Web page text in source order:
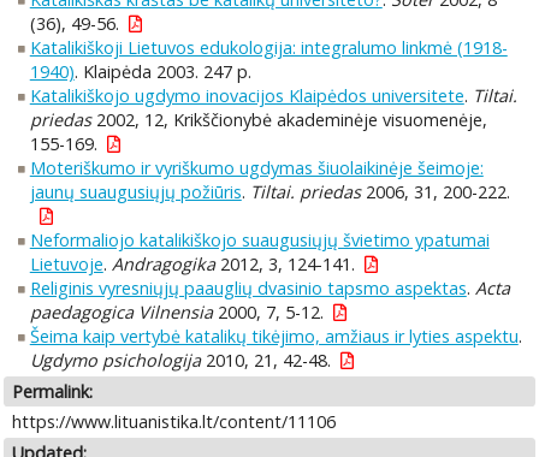
(36), 49-56.
Katalikiškoji Lietuvos edukologija: integralumo linkmė (1918-
1940). Klaipėda 2003. 247 p.
Katalikiškojo ugdymo inovacijos Klaipėdos universitete. Tiltai.
priedas2002, 12, Krikščionybė akademinėje visuomenėje,
155-169.
Moteriškumo ir vyriškumo ugdymas šiuolaikinėje šeimoje:
jaunų suaugusiųjų požiūris. Tiltai. priedas2006, 31, 200-222.
Neformaliojo katalikiškojo suaugusiųjų švietimo ypatumai
Lietuvoje. Andragogika2012, 3, 124-141.
Religinis vyresniųjų paauglių dvasinio tapsmo aspektas. Acta
paedagogica Vilnensia2000, 7, 5-12.
Šeima kaip vertybė katalikų tikėjimo, amžiaus ir lyties aspektu.
Ugdymo psichologija2010, 21, 42-48.
Permalink:
https://www.lituanistika.lt/content/11106